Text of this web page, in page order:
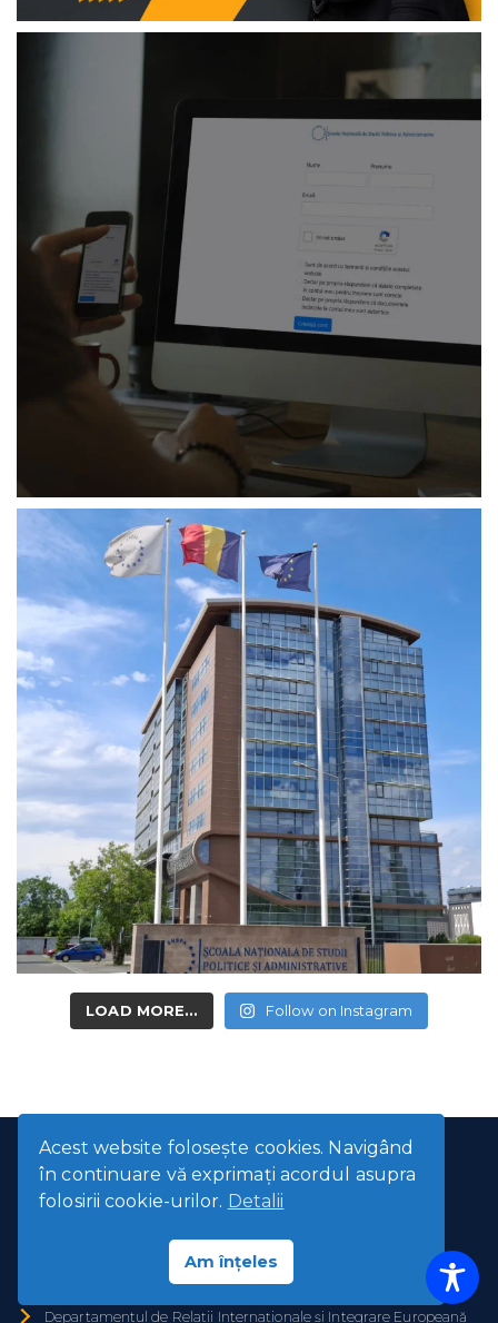
LOAD MORE... Follow on Instagram
Facultatea de Administrație Publică
Facultatea de Comunicare și Relații Publice
Facultatea de Management
Facultatea de Științe Politice
Departamentul de Relații Internaționale și Integrare Europeană
Acest website foloseşte cookies. Navigând
în continuare vă exprimaţi acordul asupra
folosirii cookie-urilor. Detalii
Am înțeles